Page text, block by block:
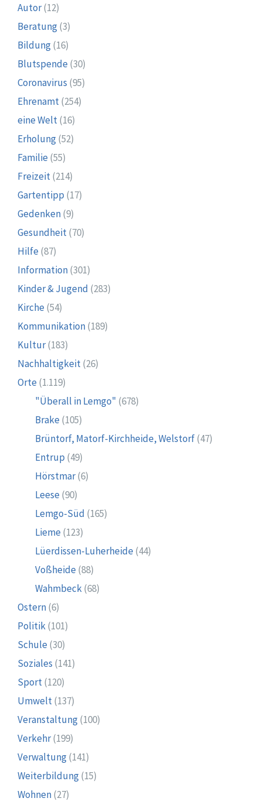
Autor(12)
Beratung(3)
Bildung(16)
Blutspende (30)
Coronavirus (95)
Ehrenamt(254)
eine Welt(16)
Erholung(52)
Familie (55)
Freizeit(214)
Gartentipp (17)
Gedenken(9)
Gesundheit(70)
Hilfe (87)
Information(301)
Kinder & Jugend (283)
Kirche (54)
Kommunikation(189)
Kultur(183)
Nachhaltigkeit(26)
Orte (1.119)
"Überall in Lemgo" (678)
Brake (105)
Brüntorf, Matorf-Kirchheide, Welstorf(47)
Entrup (49)
Hörstmar(6)
Leese (90)
Lemgo-Süd (165)
Lieme (123)
Lüerdissen-Luherheide (44)
Voßheide (88)
Wahmbeck(68)
Ostern(6)
Politik(101)
Schule (30)
Soziales (141)
Sport(120)
Umwelt(137)
Veranstaltung(100)
Verkehr(199)
Verwaltung(141)
Weiterbildung(15)
Wohnen(27)